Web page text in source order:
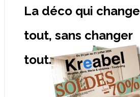
La déco qui change
tout, sans changer
tout.